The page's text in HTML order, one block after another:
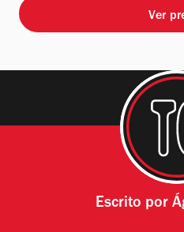
Ver
Escrito por